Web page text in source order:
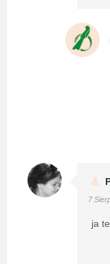
7
ja